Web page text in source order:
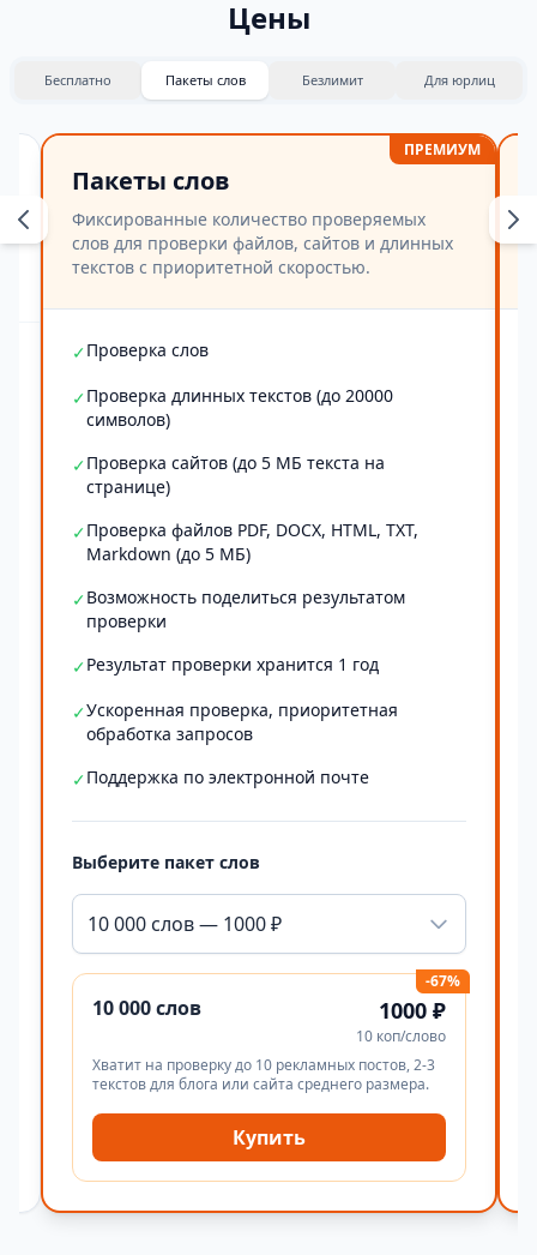
Цены
Бесплатно Пакеты слов Безлимит Для юрлиц
ПРЕМИУМ
Пакеты слов
Фиксированные количество проверяемых
слов для проверки файлов, сайтов и длинных
текстов с приоритетной скоростью.
✓Проверка слов
✓Проверка длинных текстов (до 20000
символов)
✓Проверка сайтов (до 5 МБ текста на
странице)
✓Проверка файлов PDF, DOCX, HTML, TXT,
Markdown (до 5 МБ)
✓Возможность поделиться результатом
проверки
✓Результат проверки хранится 1 год
✓Ускоренная проверка, приоритетная
обработка запросов
✓Поддержка по электронной почте
Выберите пакет слов
10 000 слов — 1000 ₽
-67%
10 000 слов 1000 ₽
10 коп/слово
Хватит на проверку до 10 рекламных постов, 2-3
текстов для блога или сайта среднего размера.
Купить